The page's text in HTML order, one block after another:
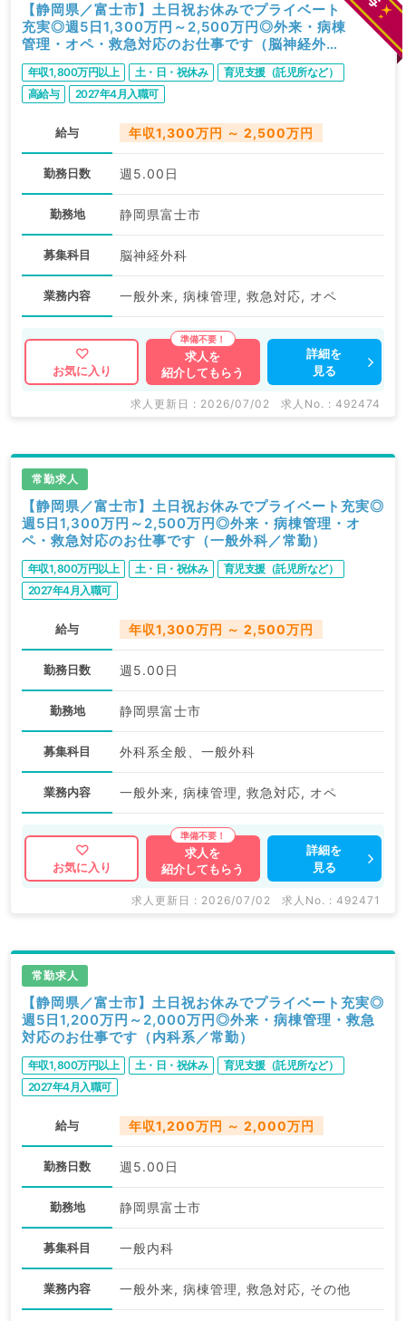
【静岡県／富士市】土日祝お休みでプライベート
充実◎週5日1,300万円～2,500万円◎外来・病棟
管理・オペ・救急対応のお仕事です（脳神経外科
／常勤）
年収1,800万円以上 土・日・祝休み
育児支援（託児所など）
高給与
2027年4月入職可
給与 年収1,300万円 ～ 2,500万円
勤務日数 週5.00日
勤務地 静岡県富士市
募集科目 脳神経外科
業務内容 一般外来, 病棟管理, 救急対応, オペ
お気に入り
求人を
紹介してもらう
詳細を
見る
求人更新日 : 2026/07/02 求人No. : 492474
常勤求人
【静岡県／富士市】土日祝お休みでプライベート充実◎
週5日1,300万円～2,500万円◎外来・病棟管理・オ
ペ・救急対応のお仕事です（一般外科／常勤）
年収1,800万円以上 土・日・祝休み
育児支援（託児所など）
2027年4月入職可
給与 年収1,300万円 ～ 2,500万円
勤務日数 週5.00日
勤務地 静岡県富士市
募集科目 外科系全般、一般外科
業務内容 一般外来, 病棟管理, 救急対応, オペ
お気に入り
求人を
紹介してもらう
詳細を
見る
求人更新日 : 2026/07/02 求人No. : 492471
常勤求人
【静岡県／富士市】土日祝お休みでプライベート充実◎
週5日1,200万円～2,000万円◎外来・病棟管理・救急
対応のお仕事です（内科系／常勤）
年収1,800万円以上 土・日・祝休み
育児支援（託児所など）
2027年4月入職可
給与 年収1,200万円 ～ 2,000万円
勤務日数 週5.00日
勤務地 静岡県富士市
募集科目 一般内科
業務内容 一般外来, 病棟管理, 救急対応, その他